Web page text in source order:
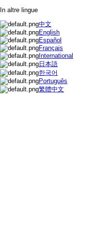
In altre lingue
中文
English
Español
Français
International
日本語
한국어
Português
繁體中文